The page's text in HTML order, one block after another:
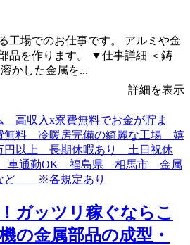
工場でのお仕事です。 アルミや金
品を作ります。 ▼仕事詳細 ＜鋳
かした金属を...
詳細を表示
！ガッツリ稼ぐならこ
の金属部品の成型・